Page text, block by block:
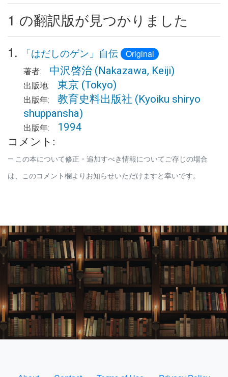
1 の翻訳版が見つかりました
1. 「はだしのゲン」自伝 Original
著者: 中沢啓治 (Nakazawa, Keiji)
出版地: 東京 (Tokyo)
出版年: 教育史料出版社 (Kyoiku shiryo
shuppansha)
出版年: 1994
コメント:
この本について修正・追加すべき情報についてご存じの場合
は、このコメント欄よりお知らせいただけますと幸いです。